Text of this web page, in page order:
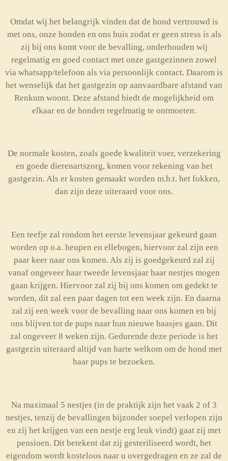
Omdat wij het belangrijk vinden dat de hond vertrouwd is
met ons, onze honden en ons huis zodat er geen stress is als
zij bij ons komt voor de bevalling, onderhouden wij
regelmatig en goed contact met onze gastgezinnen zowel
via whatsapp/telefoon als via persoonlijk contact. Daarom is
het wenselijk dat het gastgezin op aanvaardbare afstand van
Renkum woont. Deze afstand biedt de mogelijkheid om
elkaar en de honden regelmatig te ontmoeten.
De normale kosten, zoals goede kwaliteit voer, verzekering
en goede dierenartszorg, komen voor rekening van het
gastgezin. Als er kosten gemaakt worden m.b.t. het fokken,
dan zijn deze uiteraard voor ons.
Een teefje zal rondom het eerste levensjaar gekeurd gaan
worden op o.a. heupen en ellebogen, hiervoor zal zijn een
paar keer naar ons komen. Als zij is goedgekeurd zal zij
vanaf ongeveer haar tweede levensjaar haar nestjes mogen
gaan krijgen. Hiervoor zal zij bij ons komen om gedekt te
worden, dit zal een paar dagen tot een week zijn. En daarna
zal zij een week voor de bevalling naar ons komen en bij
ons blijven tot de pups naar hun nieuwe baasjes gaan. Dit
zal ongeveer 8 weken zijn. Gedurende deze periode is het
gastgezin uiteraard altijd van harte welkom om de hond met
haar pups te bezoeken.
Na maximaal 5 nestjes (in de praktijk zijn het vaak 2 of 3
nestjes, tenzij de bevallingen bijzonder soepel verlopen zijn
en zij het krijgen van een nestje erg leuk vindt) gaat zij met
pensioen. Dit betekent dat zij gesteriliseerd wordt, het
eigendom wordt kosteloos naar u overgedragen en ze zal de